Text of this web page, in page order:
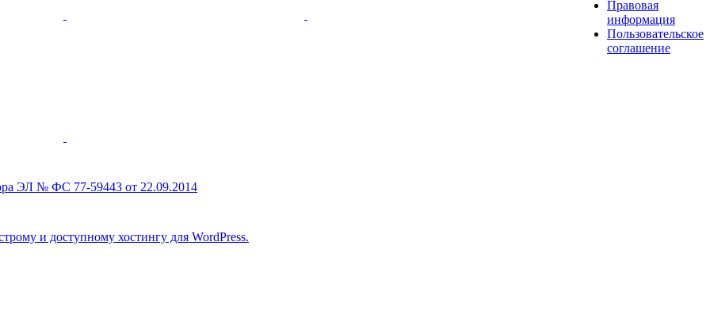
Правовая
информация
Пользовательское
соглашение
ЭЛ № ФС 77-59443 от 22.09.2014
и доступному хостингу для WordPress.